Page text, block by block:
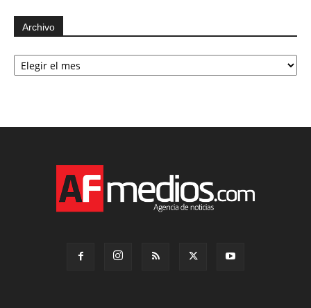
Archivo
Archivo